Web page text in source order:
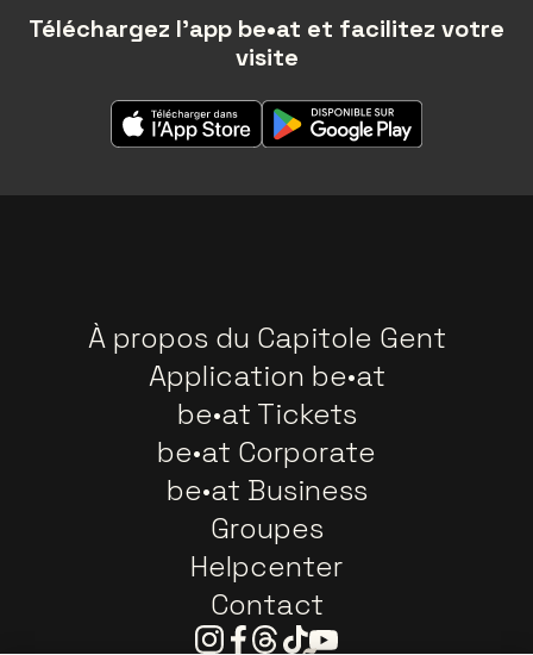
Téléchargez l'app be•at et facilitez votre
visite
À propos du Capitole Gent
Application be•at
be•at Tickets
be•at Corporate
be•at Business
Groupes
Helpcenter
Contact
Instagram
Facebook
Threads
TiktokYoutube